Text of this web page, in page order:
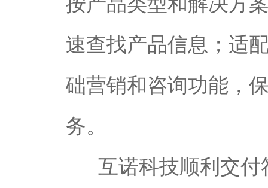
速查找产品信息；适
础营销和咨询功能，
务。
互诺科技顺利交